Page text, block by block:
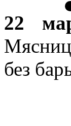
22
без